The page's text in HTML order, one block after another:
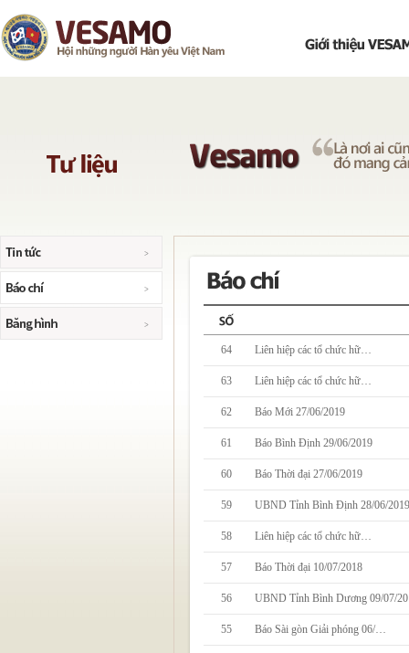
64 Liên hiệp các tổ chức hữ…
63 Liên hiệp các tổ chức hữ…
62 Báo Mới 27/06/2019
61 Báo Bình Định 29/06/2019
60 Báo Thời đại 27/06/2019
59 UBND Tỉnh Bình Định 28/06/2019
58 Liên hiệp các tổ chức hữ…
57 Báo Thời đại 10/07/2018
56 UBND Tỉnh Bình Dương 09/07/
55 Báo Sài gòn Giải phóng 06/…